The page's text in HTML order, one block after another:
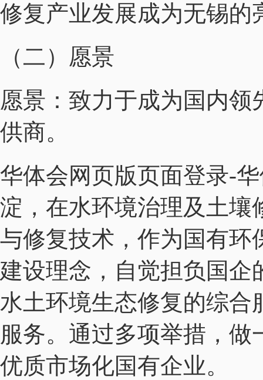
修复产业发展成为无锡的
（二）愿景
愿景：致力于成为国内
供商。
华体会网页版页面登录-
淀，在水环境治理及土壤
与修复技术，作为国有环
建设理念，自觉担负国企
水土环境生态修复的综合
服务。通过多项举措，
优质市场化国有企业。